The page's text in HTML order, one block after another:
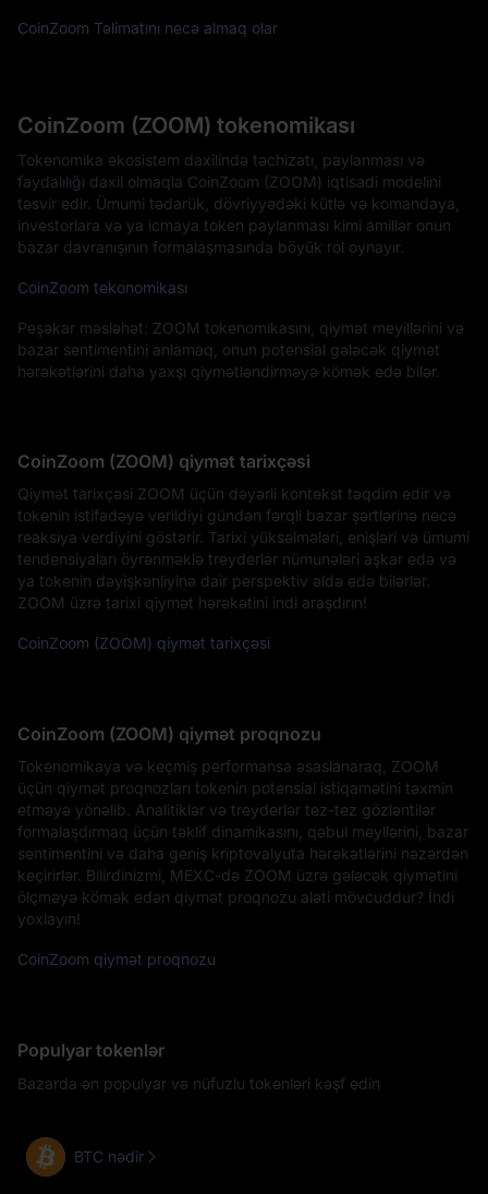
CoinZoom Təlimatını necə almaq olar
CoinZoom (ZOOM) tokenomikası
Tokenomika ekosistem daxilində təchizatı, paylanması və
faydalılığı daxil olmaqla CoinZoom (ZOOM) iqtisadi modelini
təsvir edir. Ümumi tədarük, dövriyyədəki kütlə və komandaya,
investorlara və ya icmaya token paylanması kimi amillər onun
bazar davranışının formalaşmasında böyük rol oynayır.
CoinZoom tekonomikası
Peşəkar məsləhət: ZOOM tokenomikasını, qiymət meyillərini və
bazar sentimentini anlamaq, onun potensial gələcək qiymət
hərəkətlərini daha yaxşı qiymətləndirməyə kömək edə bilər.
CoinZoom (ZOOM) qiymət tarixçəsi
Qiymət tarixçəsi ZOOM üçün dəyərli kontekst təqdim edir və
tokenin istifadəyə verildiyi gündən fərqli bazar şərtlərinə necə
reaksiya verdiyini göstərir. Tarixi yüksəlmələri, enişləri və ümumi
tendensiyaları öyrənməklə treyderlər nümunələri aşkar edə və
ya tokenin dəyişkənliyinə dair perspektiv əldə edə bilərlər.
ZOOM üzrə tarixi qiymət hərəkətini indi araşdırın!
CoinZoom (ZOOM) qiymət tarixçəsi
CoinZoom (ZOOM) qiymət proqnozu
Tokenomikaya və keçmiş performansa əsaslanaraq, ZOOM
üçün qiymət proqnozları tokenin potensial istiqamətini təxmin
etməyə yönəlib. Analitiklər və treyderlər tez-tez gözləntilər
formalaşdırmaq üçün təklif dinamikasını, qəbul meyllərini, bazar
sentimentini və daha geniş kriptovalyuta hərəkətlərini nəzərdən
keçirirlər. Bilirdinizmi, MEXC-də ZOOM üzrə gələcək qiymətini
ölçməyə kömək edən qiymət proqnozu aləti mövcuddur? İndi
yoxlayın!
CoinZoom qiymət proqnozu
Populyar tokenlər
Bazarda ən populyar və nüfuzlu tokenləri kəşf edin
BTC nədir